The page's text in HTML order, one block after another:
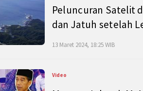
Peluncuran Satelit
dan Jatuh setelah
13 Maret 2024, 18:25 WIB
Video